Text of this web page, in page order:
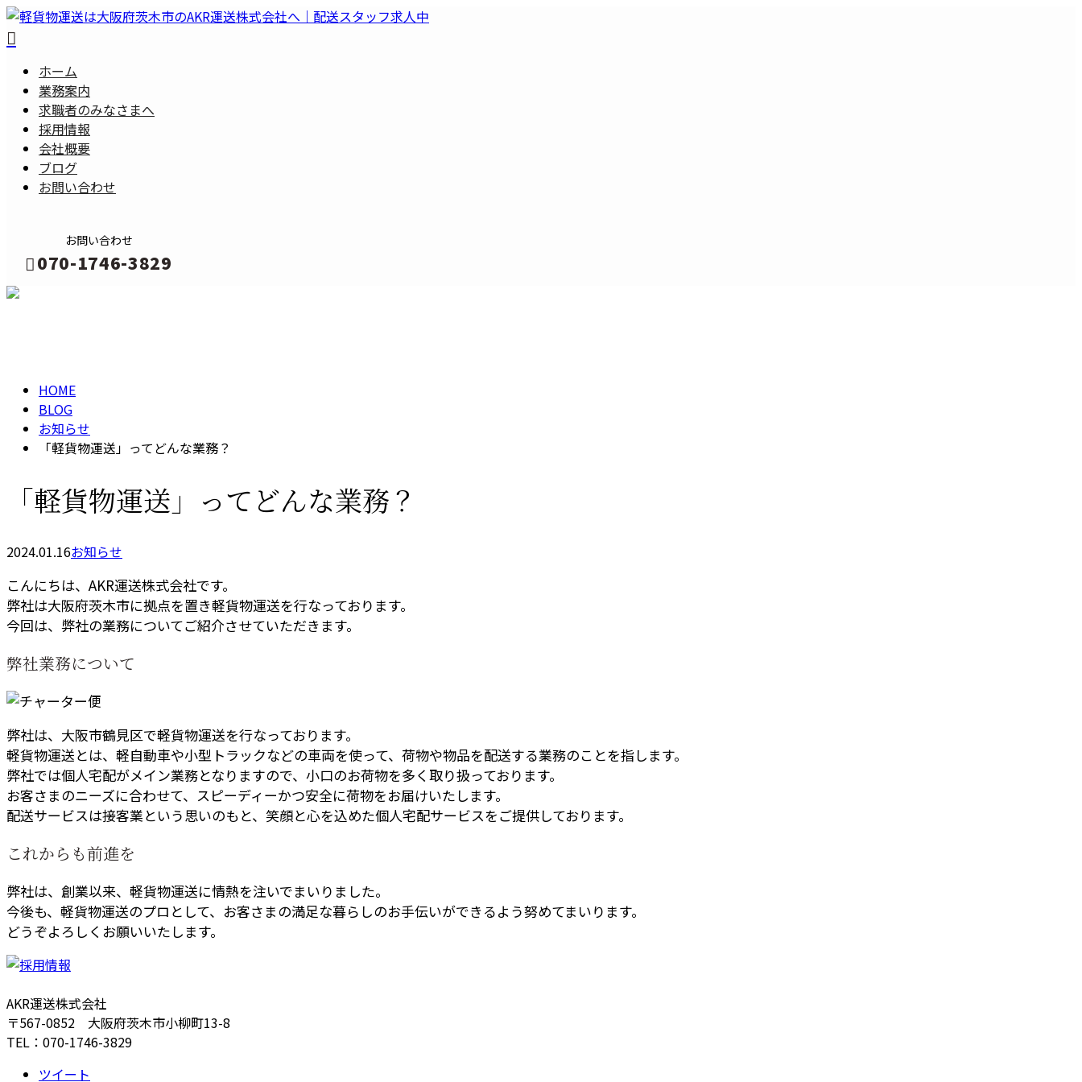
ホーム
業務案内
求職者のみなさまへ
採用情報
会社概要
ブログ
お問い合わせ
お問い合わせ
070-1746-3829
HOME
BLOG
お知らせ
「軽貨物運送」ってどんな業務？
「軽貨物運送」ってどんな業務？
2024.01.16お知らせ
こんにちは、AKR運送株式会社です。
弊社は大阪府茨木市に拠点を置き軽貨物運送を行なっております。
今回は、弊社の業務についてご紹介させていただきます。
弊社業務について
弊社は、大阪市鶴見区で軽貨物運送を行なっております。
軽貨物運送とは、軽自動車や小型トラックなどの車両を使って、荷物や物品を配送する業務のことを指します。
弊社では個人宅配がメイン業務となりますので、小口のお荷物を多く取り扱っております。
お客さまのニーズに合わせて、スピーディーかつ安全に荷物をお届けいたします。
配送サービスは接客業という思いのもと、笑顔と心を込めた個人宅配サービスをご提供しております。
これからも前進を
弊社は、創業以来、軽貨物運送に情熱を注いでまいりました。
今後も、軽貨物運送のプロとして、お客さまの満足な暮らしのお手伝いができるよう努めてまいります。
どうぞよろしくお願いいたします。
AKR運送株式会社
〒567-0852 大阪府茨木市小柳町13-8
TEL：070-1746-3829
ツイート